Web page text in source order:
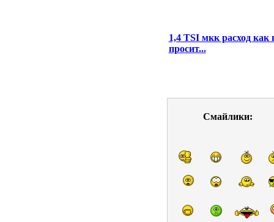
1,4 TSI мкк расход как
просит...
Смайлики: